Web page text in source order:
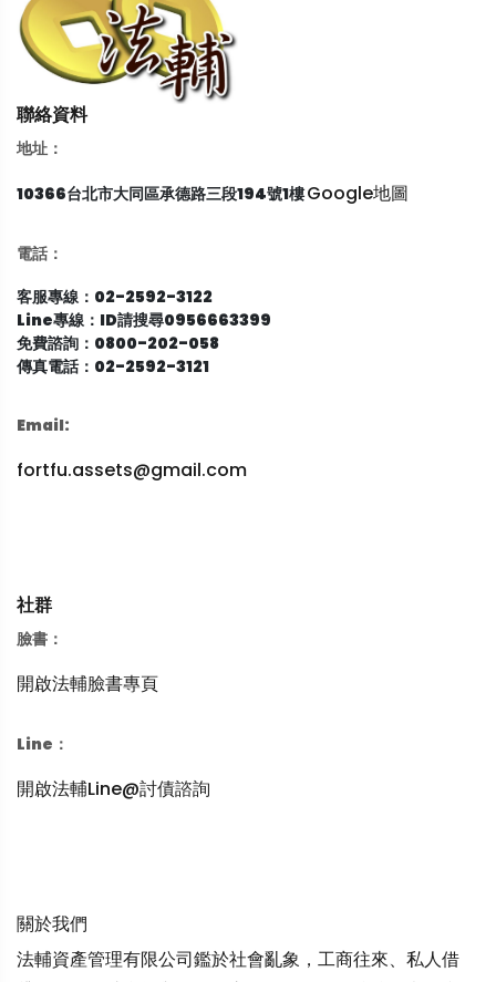
聯絡資料
地址：
10366台北市大同區承德路三段194號1樓Google地圖
電話：
客服專線：02-2592-3122
Line專線：ID請搜尋0956663399
免費諮詢：0800-202-058
傳真電話：02-2592-3121
Email:
fortfu.assets@gmail.com
社群
臉書：
開啟法輔臉書專頁
Line：
開啟法輔Line@討債諮詢
關於我們
法輔資產管理有限公司鑑於社會亂象，工商往來、私人借